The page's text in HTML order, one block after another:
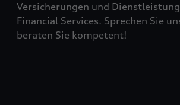
Versicherungen und
Financial Services. Sprechen Sie
beraten Sie kompetent!